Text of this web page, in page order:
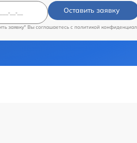
Оставить заявку
заявку" Вы соглашаетесь c политикой